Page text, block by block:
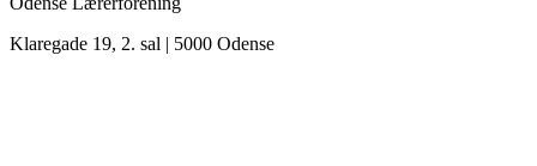
Klaregade 19, 2. sal | 5000 Odense